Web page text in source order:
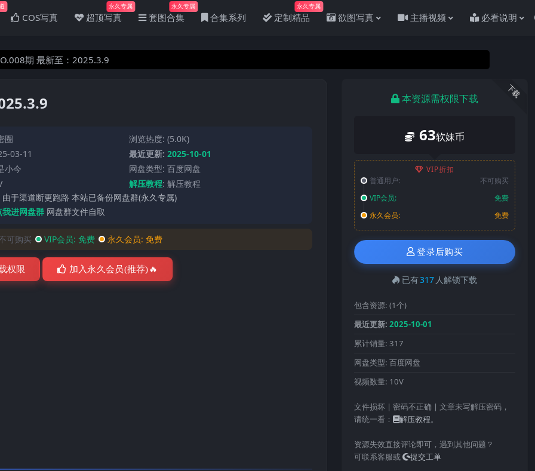
COS写真 超顶写真
永久专属
套图合集
永久专属
合集系列 定制精品
永久专属
欲图写真 主播视频 必看说明
期 最新至：2025.3.9
圈
浏览热度: (5.0K)
03-11
最近更新: 2025-10-01
小今
网盘类型: 百度网盘
解压教程: 解压教程
于渠道断更跑路 本站已备份网盘群(永久专属)
我进网盘群 网盘群文件自取
可购买 VIP会员: 免费 永久会员:免费
权限 加入永久会员(推荐)🔥
下载
本资源需权限下载
63软妹币
VIP折扣
普通用户:
不可购买
VIP会员:
免费
永久会员:
免费
登录后购买
已有317 人解锁下载
包含资源: (1个)
最近更新: 2025-10-01
累计销量: 317
网盘类型: 百度网盘
视频数量: 10V
文件损坏 | 密码不正确 | 文章未写解压密码，
请统一看：
解压教程。
资源失效直接评论即可，遇到其他问题？
可联系客服或
提交工单